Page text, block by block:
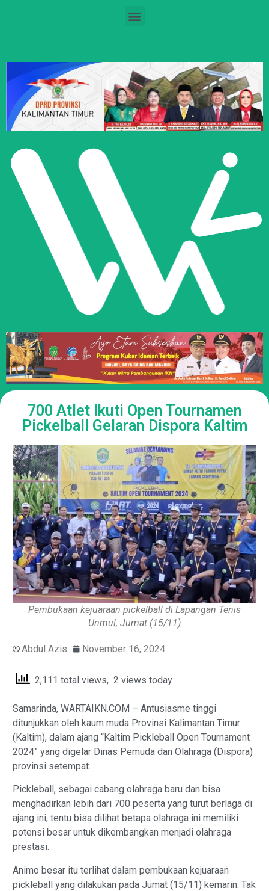
700 Atlet Ikuti Open Tournamen
Pickelball Gelaran Dispora Kaltim
Pembukaan kejuaraan pickelball di Lapangan Tenis
Unmul, Jumat (15/11)
Abdul Azis November 16, 2024
2,111 total views, 2 views today
Samarinda, WARTAIKN.COM – Antusiasme tinggi
ditunjukkan oleh kaum muda Provinsi Kalimantan Timur
(Kaltim), dalam ajang “Kaltim Pickleball Open Tournament
2024” yang digelar Dinas Pemuda dan Olahraga (Dispora)
provinsi setempat.
Pickleball, sebagai cabang olahraga baru dan bisa
menghadirkan lebih dari 700 peserta yang turut berlaga di
ajang ini, tentu bisa dilihat betapa olahraga ini memiliki
potensi besar untuk dikembangkan menjadi olahraga
prestasi.
Animo besar itu terlihat dalam pembukaan kejuaraan
pickleball yang dilakukan pada Jumat (15/11) kemarin. Tak